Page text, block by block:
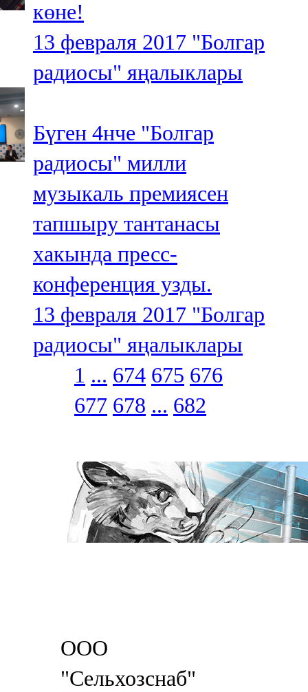
көне!
13 февраля 2017 "Болгар
радиосы" яңалыклары
Бүген 4нче "Болгар
радиосы" милли
музыкаль премиясен
тапшыру тантанасы
хакында пресс-
конференция узды.
13 февраля 2017 "Болгар
радиосы" яңалыклары
1 ... 674 675 676
677 678 ... 682
ООО
"Сельхозснаб"